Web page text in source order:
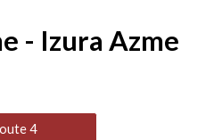
- Izura Azme
4